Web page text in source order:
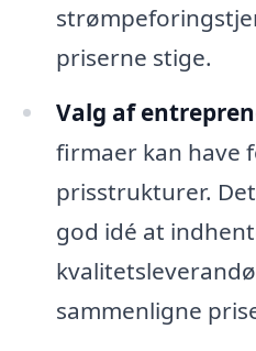
priserne stige.
Valg af
firmaer kan have
prisstrukturer.
god idé at
sammenligne